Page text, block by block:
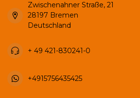
Zwischenahner Straße, 21
28197 Bremen
Deutschland
+ 49 421-830241-0
+4915756435425